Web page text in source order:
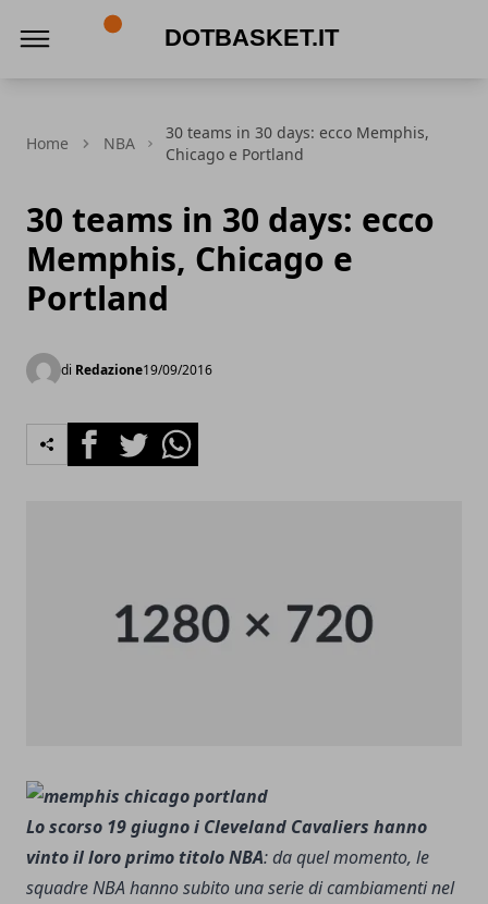
Home NBA
30 teams in 30 days: ecco Memphis,
Chicago e Portland
30 teams in 30 days: ecco
Memphis, Chicago e
Portland
di Redazione19/09/2016
FacebookTwitterWhatsapp
Lo scorso 19 giugno i Cleveland Cavaliers hanno
vinto il loro primo titolo NBA: da quel momento, le
squadre NBA hanno subito una serie di cambiamenti nel